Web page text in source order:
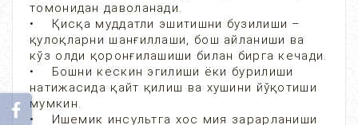
томонидан даволанади.
• Қисқа муддатли эшитишни бузилиши –
қулоқларни шанғиллаши, бош айланиши ва
кўз олди қоронғилашиши билан бирга кечади.
• Бошни кескин эгилиши ёки бурилиши
натижасида қайт қилиш ва хушини йўқотиши
мумкин.
• Ишемик инсультга хос мия зарарланиши